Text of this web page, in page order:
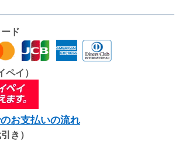
ド
イ）
お支払いの流れ
き）